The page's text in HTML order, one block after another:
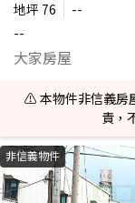
地坪 76
--
--
大家房屋
⚠️ 本物件非信義房
責，
非信義物件